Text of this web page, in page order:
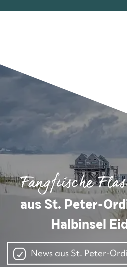
Fangfrische
aus St. Peter-
Halbinsel
News aus St. Peter-